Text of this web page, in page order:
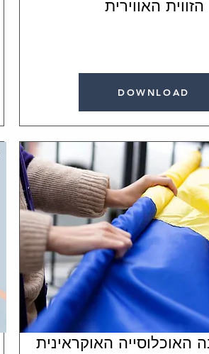
הזווית האווירית
DOWNLOAD
האוכלוסייה האוקראינית